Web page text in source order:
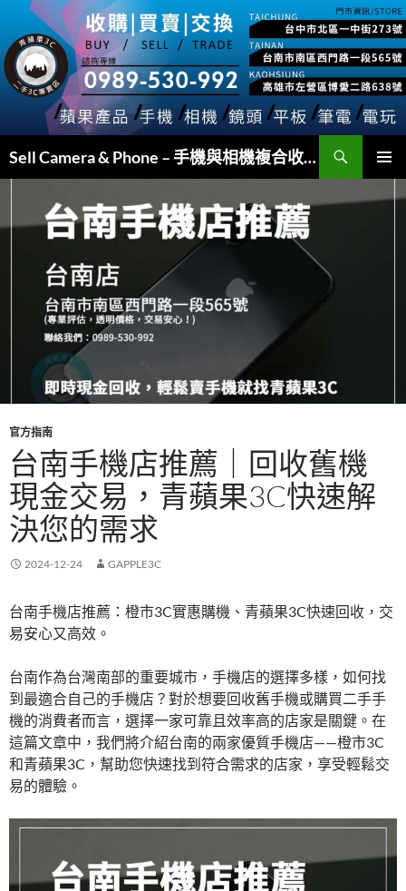
主
要
Sell Camera & Phone – 手機與相機複合收購
尋
官方指南
台南手機店推薦｜回收舊機
現金交易，青蘋果3C快速解
決您的需求
2024-12-24 GAPPLE3C
台南手機店推薦：橙市3C實惠購機、青蘋果3C快速回收，交
易安心又高效。
台南作為台灣南部的重要城市，手機店的選擇多樣，如何找
到最適合自己的手機店？對於想要回收舊手機或購買二手手
機的消費者而言，選擇一家可靠且效率高的店家是關鍵。在
這篇文章中，我們將介紹台南的兩家優質手機店——橙市3C
和青蘋果3C，幫助您快速找到符合需求的店家，享受輕鬆交
易的體驗。